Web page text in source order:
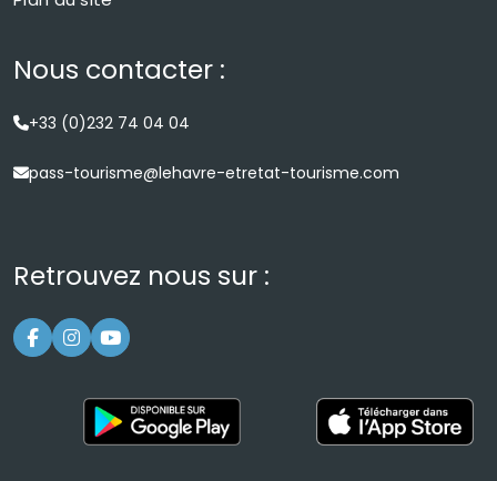
Nous contacter :
+33 (0)232 74 04 04
pass-tourisme@lehavre-etretat-tourisme.com
Retrouvez nous sur :